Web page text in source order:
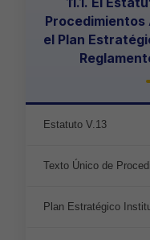
Procedimientos
el Plan
Estatuto V.13
Texto Único de
Plan Estratégico